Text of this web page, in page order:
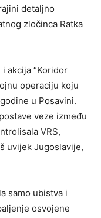
detaljno
zločinca Ratka
akcija “Koridor
operaciju koju
u Posavini.
veze između
VRS,
uvijek Jugoslavije,
samo ubistva i
osvojene